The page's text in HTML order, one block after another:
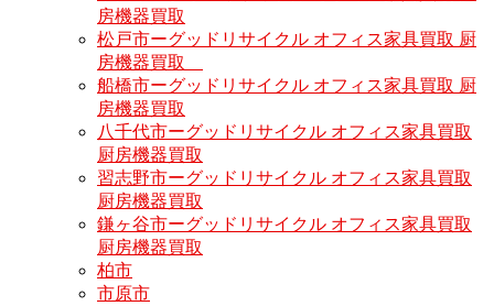
房機器買取
松戸市ーグッドリサイクル オフィス家具買取 厨
房機器買取
船橋市ーグッドリサイクル オフィス家具買取 厨
房機器買取
八千代市ーグッドリサイクル オフィス家具買取
厨房機器買取
習志野市ーグッドリサイクル オフィス家具買取
厨房機器買取
鎌ヶ谷市ーグッドリサイクル オフィス家具買取
厨房機器買取
柏市
市原市